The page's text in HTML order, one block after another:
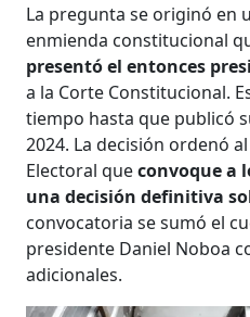
La pregunta se originó en
enmienda constitucional
presentó el entonces
a la Corte Constitucional.
tiempo hasta que publicó
2024. La decisión ordenó
Electoral queconvoque a
una decisión definitiva
convocatoria se sumó el
presidente Daniel Noboa
adicionales.